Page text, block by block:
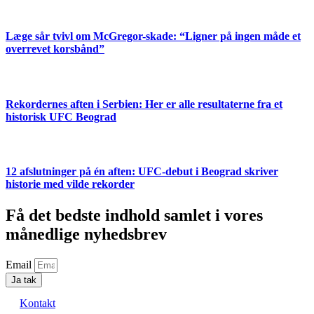
Læge sår tvivl om McGregor-skade: “Ligner på ingen måde et
overrevet korsbånd”
Rekordernes aften i Serbien: Her er alle resultaterne fra et
historisk UFC Beograd
12 afslutninger på én aften: UFC-debut i Beograd skriver
historie med vilde rekorder
Få det bedste indhold samlet i vores
månedlige nyhedsbrev
Email
Ja tak
Kontakt